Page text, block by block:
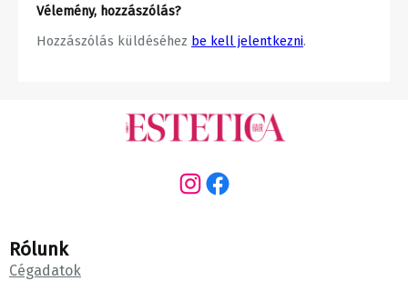
Vélemény, hozzászólás?
Hozzászólás küldéséhez be kell jelentkezni.
Instagram Facebook
Rólunk
Cégadatok